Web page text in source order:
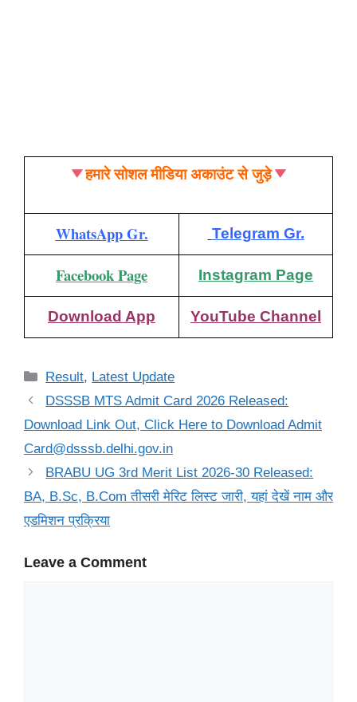
हमारे सोशल मीडिया अकाउंट से जुड़े
WhatsApp Gr. Telegram Gr.
Facebook Page Instagram Page
Download App YouTube Channel
Categories
Result, Latest Update
DSSSB MTS Admit Card 2026 Released:
Download Link Out, Click Here to Download Admit
Card@dsssb.delhi.gov.in
BRABU UG 3rd Merit List 2026-30 Released:
BA, B.Sc, B.Com तीसरी मेरिट लिस्ट जारी, यहां देखें नाम और
एडमिशन प्रक्रिया
Leave a Comment